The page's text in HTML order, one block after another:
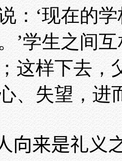
：‘现在的
’学生之间
这样下去，
、失望，进
向来是礼义